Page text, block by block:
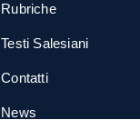
Rubriche
Testi Salesiani
Contatti
News